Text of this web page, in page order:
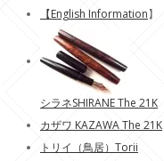
【English Information】
シラネSHIRANE The 21K
カザワ KAZAWA The 21K
トリイ（鳥居）Torii